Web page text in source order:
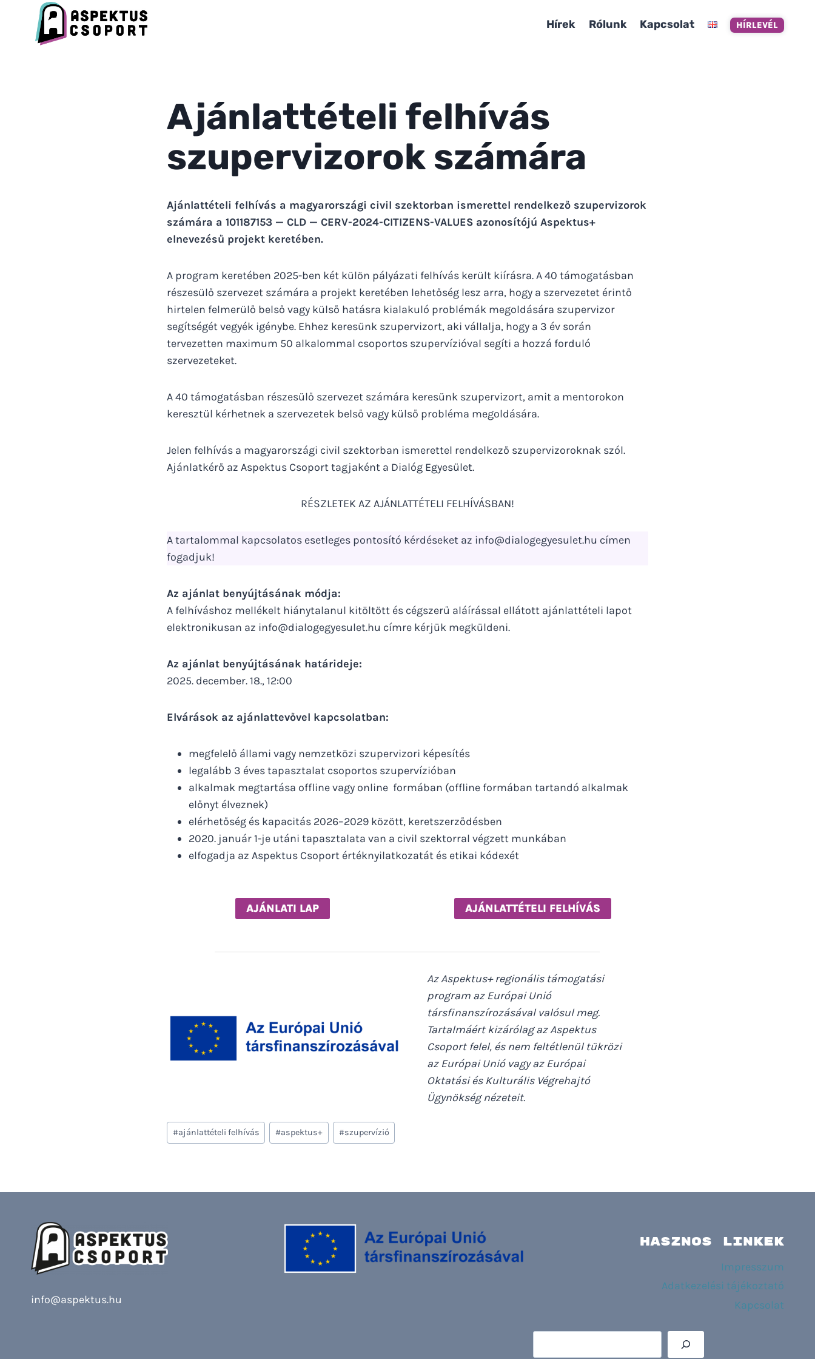
content
Hírek Rólunk Kapcsolat HÍRLEVÉL
Ajánlattételi felhívás
szupervizorok számára
Ajánlattételi felhívás a magyarországi civil szektorban ismerettel rendelkező szupervizorok
számára a 101187153 — CLD — CERV-2024-CITIZENS-VALUES azonosítójú Aspektus+
elnevezésű projekt keretében.
A program keretében 2025-ben két külön pályázati felhívás került kiírásra. A 40 támogatásban
részesülő szervezet számára a projekt keretében lehetőség lesz arra, hogy a szervezetet érintő
hirtelen felmerülő belső vagy külső hatásra kialakuló problémák megoldására szupervizor
segítségét vegyék igénybe. Ehhez keresünk szupervizort, aki vállalja, hogy a 3 év során
tervezetten maximum 50 alkalommal csoportos szupervízióval segíti a hozzá forduló
szervezeteket.
A 40 támogatásban részesülő szervezet számára keresünk szupervizort, amit a mentorokon
keresztül kérhetnek a szervezetek belső vagy külső probléma megoldására.
Jelen felhívás a magyarországi civil szektorban ismerettel rendelkező szupervizoroknak szól.
Ajánlatkérő az Aspektus Csoport tagjaként a Dialóg Egyesület.
RÉSZLETEK AZ AJÁNLATTÉTELI FELHÍVÁSBAN!
A tartalommal kapcsolatos esetleges pontosító kérdéseket az info@dialogegyesulet.hu címen
fogadjuk!
Az ajánlat benyújtásának módja:
A felhíváshoz mellékelt hiánytalanul kitöltött és cégszerű aláírással ellátott ajánlattételi lapot
elektronikusan az info@dialogegyesulet.hu címre kérjük megküldeni.
Az ajánlat benyújtásának határideje:
2025. december. 18., 12:00
Elvárások az ajánlattevővel kapcsolatban:
megfelelő állami vagy nemzetközi szupervizori képesítés
legalább 3 éves tapasztalat csoportos szupervízióban
alkalmak megtartása offline vagy online formában (offline formában tartandó alkalmak
előnyt élveznek)
elérhetőség és kapacitás 2026–2029 között, keretszerződésben
2020. január 1-je utáni tapasztalata van a civil szektorral végzett munkában
elfogadja az Aspektus Csoport értéknyilatkozatát és etikai kódexét
AJÁNLATI LAP AJÁNLATTÉTELI FELHÍVÁS
Az Aspektus+ regionális támogatási
program az Európai Unió
társfinanszírozásával valósul meg.
Tartalmáért kizárólag az Aspektus
Csoport felel, és nem feltétlenül tükrözi
az Európai Unió vagy az Európai
Oktatási és Kulturális Végrehajtó
Ügynökség nézeteit.
Post
Tags:
#ajánlattételi felhívás #aspektus+ #szupervízió
info@aspektus.hu
HASZNOS LINKEK
Impresszum
Adatkezelési tájékoztató
Kapcsolat